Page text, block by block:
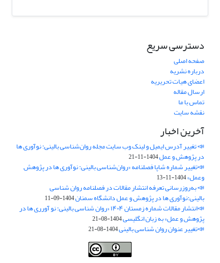
دسترسی سریع
صفحه اصلی
درباره نشریه
اعضای هیات تحریریه
ارسال مقاله
تماس با ما
نقشه سایت
آخرین اخبار
📣 تغییر آدرس ایمیل و لینک وب‌ سایت مجله روان‌شناسی بالینی: نوآوری ها
در پژوهش و عمل1404-11-21
📣تغییر شماره شاپا فصلنامه «روان‌شناسی بالینی: نوآوری ها در پژوهش
وعمل»1404-11-13
📣 به‌روزرسانی تعرفه انتشار مقالات در فصلنامه روان شناسی
بالینی:نوآوری ها در پژوهش و عمل دانشگاه سمنان1404-09-11
📣انتشار مقالات شماره زمستان ۱۴۰۴ «روان شناسی بالینی: نو آورری ها در
پژوهش و عمل» به زبان انگلیسی1404-08-21
📣تغییر عنوان روان شناسی بالینی1404-08-21